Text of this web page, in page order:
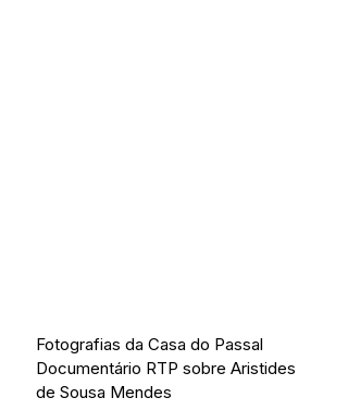
Fotografias da Casa do Passal
Documentário RTP sobre Aristides
de Sousa Mendes